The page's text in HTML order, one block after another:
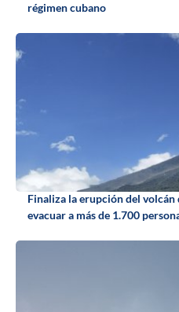
régimen cubano
Finaliza la erupción del volcán
evacuar a más de 1.700